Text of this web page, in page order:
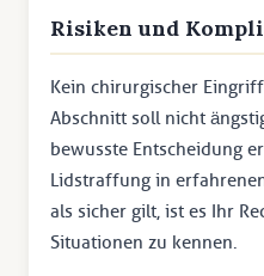
Risiken und
Kein chirurgischer
Abschnitt soll nicht
bewusste Entscheidung
Lidstraffung in
als sicher gilt, ist es Ihr
Situationen zu kennen.